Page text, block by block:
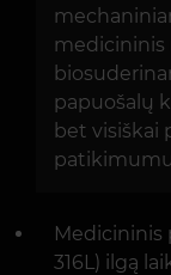
medicininis
papuošalų
bet visiškai
Medicininis
316L) ilgą